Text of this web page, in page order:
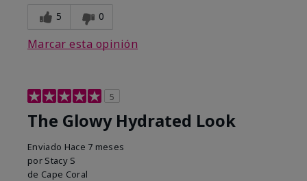
5 0
Marcar esta opinión
5
The Glowy Hydrated Look
Enviado Hace 7 meses
por Stacy S
de Cape Coral